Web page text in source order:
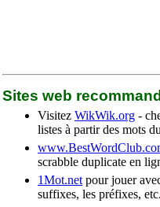
Sites web
Visitez WikWik.org -
listes à partir des mots
scrabble duplicate en
1Mot.net pour jouer
suffixes, les préfixes, etc.